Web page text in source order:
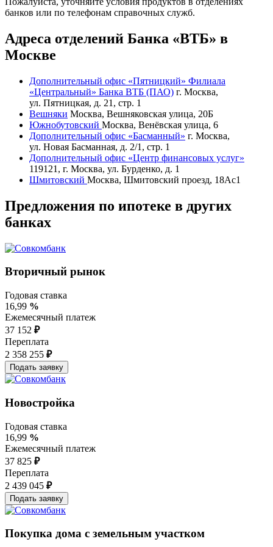
банков или по телефонам справочных служб.
Адреса отделений Банка «ВТБ» в
Москве
Дополнительный офис «Пятницкий» Филиала
«Центральный» Банка ВТБ (ПАО) г. Москва,
ул. Пятницкая, д. 21, стр. 1
Вешняки Москва, Вешняковская улица, 20Б
Южнобутовский Москва, Венёвская улица, 6
Дополнительный офис «Басманный» г. Москва,
ул. Новая Басманная, д. 2/1, стр. 1
Дополнительный офис «Центр финансовых услуг»
119121, г. Москва, ул. Бурденко, д. 1
Шмитовский Москва, Шмитовский проезд, 18Ас1
Предложения по ипотеке в других
банках
Вторичный рынок
Годовая ставка
16,99 %
Ежемесячный платеж
37 152 ₽
Переплата
2 358 255 ₽
Новостройка
Годовая ставка
16,99 %
Ежемесячный платеж
37 825 ₽
Переплата
2 439 045 ₽
Покупка дома с земельным участком